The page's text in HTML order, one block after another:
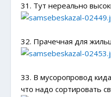
31. Тут нереально
32. Прачечная для
33. В мусоропровод
что надо сортировать